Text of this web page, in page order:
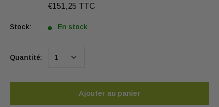
€151,25 TTC
Stock: En stock
Quantité:
Ajouter au panier